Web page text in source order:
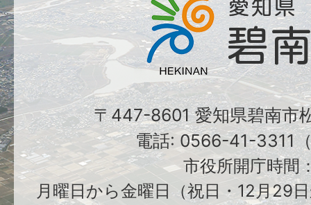
〒447-8601 愛知県碧南市
電話: 0566-41-3311
市役所開庁時間
月曜日から金曜日（祝日・12月29